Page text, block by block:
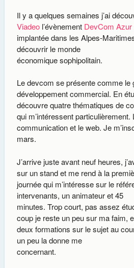
Il y a quelques semaines j’ai
Viadeol’évènement DevCom Azur
implantée dans les Alpes-
découvrir le monde
économique sophipolitain.
Le devcom se présente comme le
développement commercial. En
découvre quatre thématiques de
qui m’intéressent particulièrement.
communication et le web. Je
mars.
J’arrive juste avant neuf heures,
sur un stand et me rend à la
journée qui m’intéresse sur le
intervenants, un animateur et 45
minutes. Trop court, pas assez
coup je reste un peu sur ma faim,
deux formations sur le sujet au
un peu la donne me
concernant.